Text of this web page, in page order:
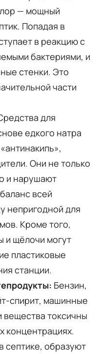
— мощный
Попадая в
в реакцию с
бактериями, и
стенки. Это
части
для
едкого натра
Они не только
и нарушают
всей
непригодной для
Кроме того,
и щёлочи могут
пластиковые
станции.
Бензин,
спирит, машинные
вещества токсичны
концентрациях.
септике, образуют